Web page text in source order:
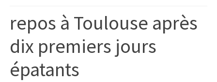
société,
culture,
politique,
météo,
faits
repos à Toulouse après
dix premiers jours
épatants